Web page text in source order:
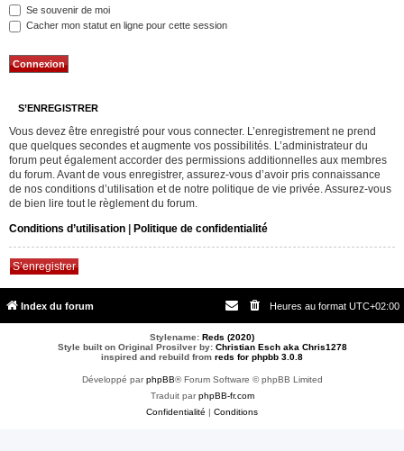
Se souvenir de moi
Cacher mon statut en ligne pour cette session
S’ENREGISTRER
Vous devez être enregistré pour vous connecter. L’enregistrement ne prend
que quelques secondes et augmente vos possibilités. L’administrateur du
forum peut également accorder des permissions additionnelles aux membres
du forum. Avant de vous enregistrer, assurez-vous d’avoir pris connaissance
de nos conditions d’utilisation et de notre politique de vie privée. Assurez-vous
de bien lire tout le règlement du forum.
Conditions d’utilisation
Politique de confidentialité
S’enregistrer
Index du forum Heures au format UTC+02:00
Stylename: Reds (2020)
Style built on Original Prosilver by: Christian Esch aka Chris1278
inspired and rebuild from reds for phpbb 3.0.8
Développé parphpBB® Forum Software © phpBB Limited
Traduit parphpBB-fr.com
Confidentialité
Conditions